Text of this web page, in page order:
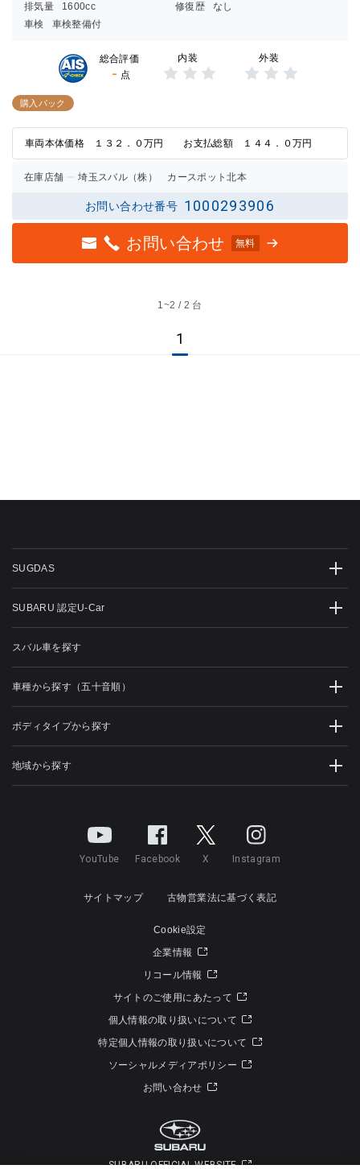
排気量
1600cc 修復歴
なし
車検
車検整備付
総合評価
- 点
内装 外装
購入パック
車両本体価格 １３２．０万円 お支払総額 １４４．０万円
在庫店舗 埼玉スバル（株） カースポット北本
お問い合わせ番号 1000293906
お問い合わせ 無料
1~2 / 2 台
1
SUGDAS
SUBARU 認定U-Car
スバル車を探す
車種から探す（五十音順）
ボディタイプから探す
地域から探す
YouTube Facebook X Instagram
サイトマップ 古物営業法に基づく表記
Cookie設定
企業情報
リコール情報
サイトのご使用にあたって
個人情報の取り扱いについて
特定個人情報の取り扱いについて
ソーシャルメディアポリシー
お問い合わせ
SUBARU OFFICIAL WEBSITE